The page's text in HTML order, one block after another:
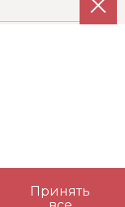
22,
Принять